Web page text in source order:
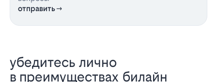
отправить
убедитесь лично
в преимуществах билайн